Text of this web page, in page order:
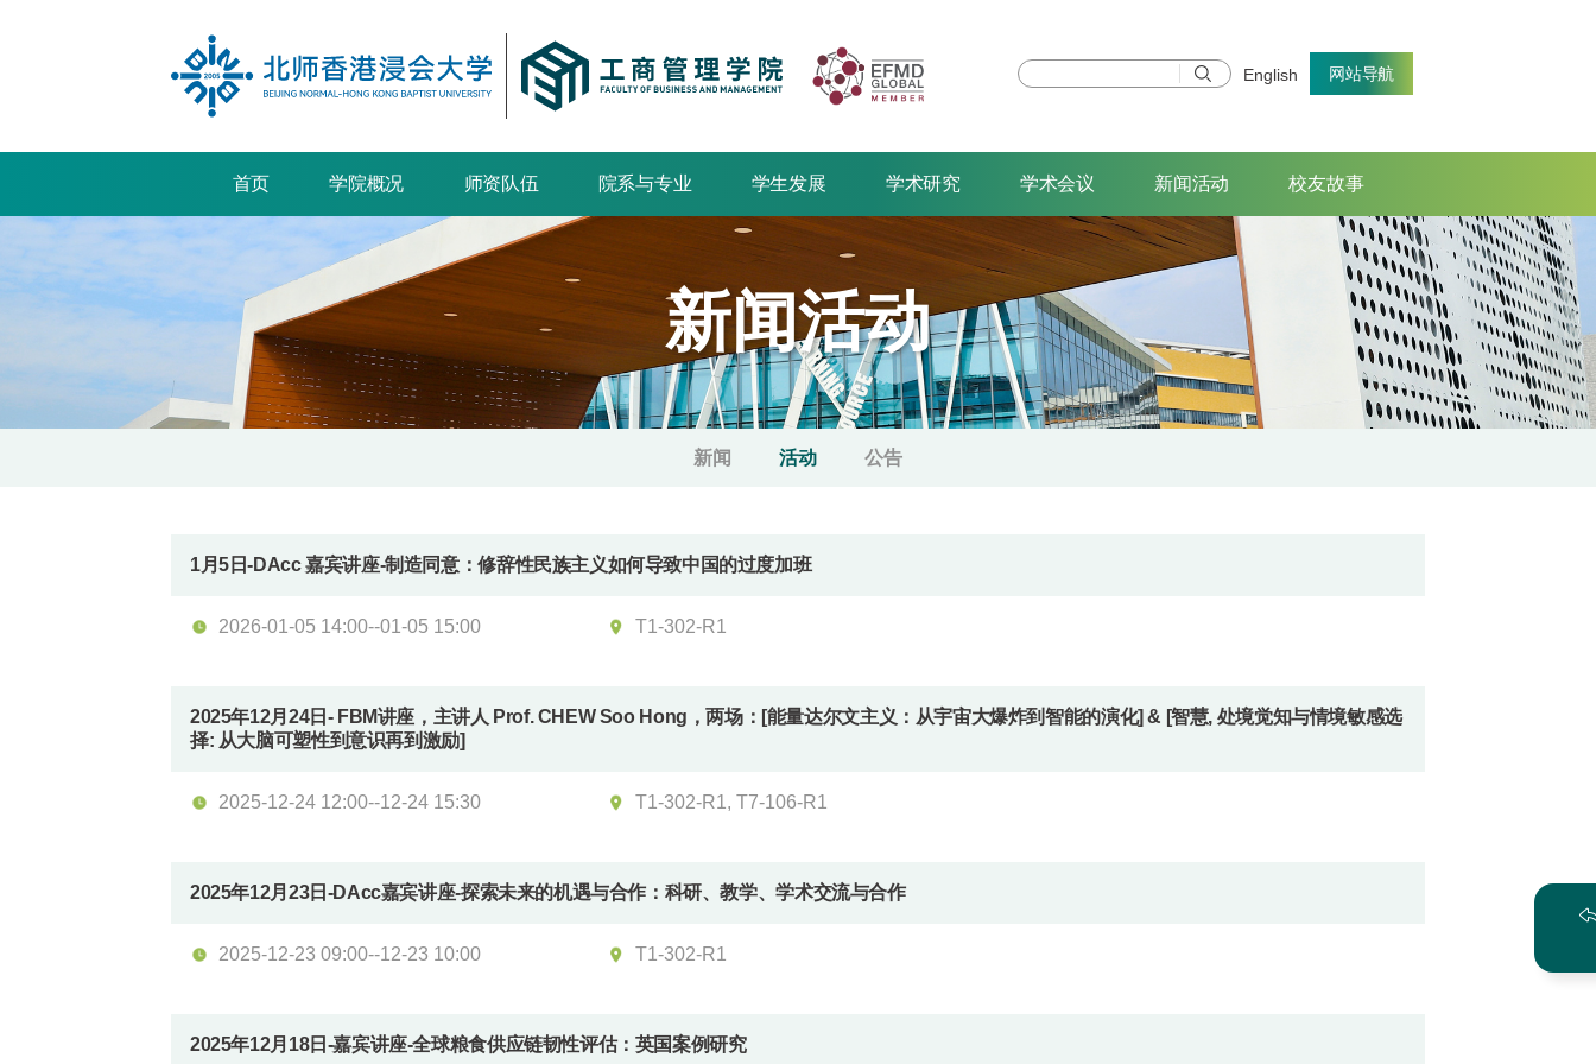
English 网站导航
首页 学院概况 师资队伍 院系与专业 学生发展 学术研究 学术会议 新闻活动 校友故事
新闻活动
新闻 活动 公告
1月5日-DAcc 嘉宾讲座-制造同意：修辞性民族主义如何导致中国的过度加班
2026-01-05 14:00--01-05 15:00 T1-302-R1
2025年12月24日- FBM讲座，主讲人 Prof. CHEW Soo Hong，两场：[能量达尔文主义：从宇宙大爆炸到智能的演化] & [智慧, 处境觉知与情境敏感选
择: 从大脑可塑性到意识再到激励]
2025-12-24 12:00--12-24 15:30 T1-302-R1, T7-106-R1
2025年12月23日-DAcc嘉宾讲座-探索未来的机遇与合作：科研、教学、学术交流与合作
2025-12-23 09:00--12-23 10:00 T1-302-R1
2025年12月18日-嘉宾讲座-全球粮食供应链韧性评估：英国案例研究